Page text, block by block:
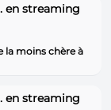
en streaming
la moins chère à
en streaming